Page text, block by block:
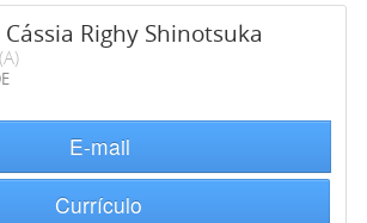
Cássia Righy Shinotsuka
E-mail
Currículo